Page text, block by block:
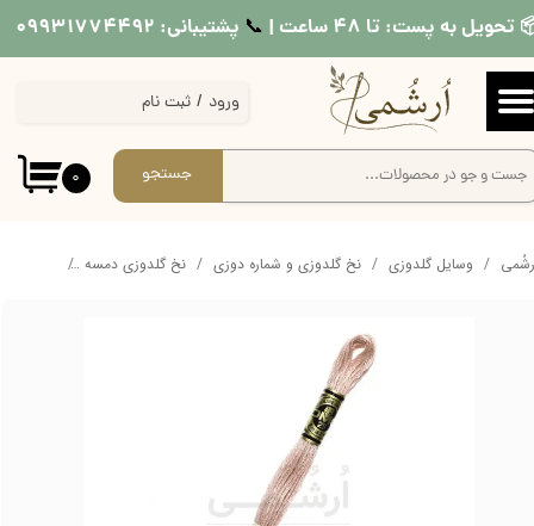
تحویل به پست: تا ۴۸ ساعت | 📞​​​​​​​ پشتیبانی: ۰۹۹۳۱۷۷۴۴۹۲
۰ جستجو
ورود / ثبت نام
حساب کاربری من
تغییر گذر واژه
سفارشات
وسایل گلدوزی نخ گلدوزی و شماره دوزی نخ گلدوزی دمسه